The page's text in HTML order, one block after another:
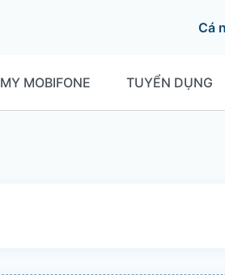
Cá
MY MOBIFONE TUYỂN DỤNG